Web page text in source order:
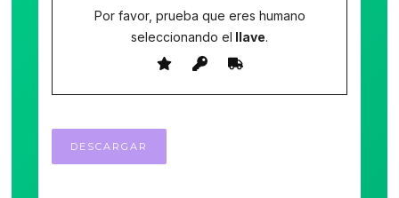
Por favor, prueba que eres humano
seleccionando el llave.